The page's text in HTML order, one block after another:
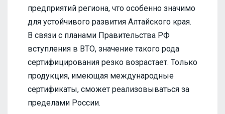
предприятий региона, что особенно значимо
для устойчивого развития Алтайского края.
В связи с планами Правительства РФ
вступления в ВТО, значение такого рода
сертифицирования резко возрастает. Только
продукция, имеющая международные
сертификаты, сможет реализовываться за
пределами России.